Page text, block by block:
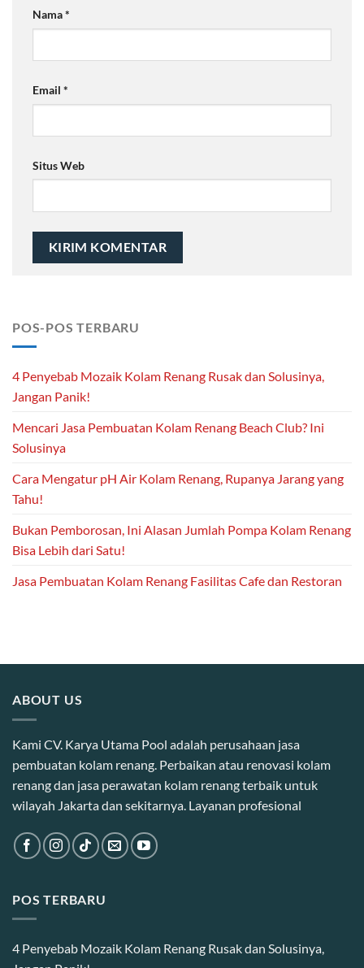
Nama*
Email *
Situs Web
POS-POS TERBARU
4 Penyebab Mozaik Kolam Renang Rusak dan Solusinya,
Jangan Panik!
Mencari Jasa Pembuatan Kolam Renang Beach Club? Ini
Solusinya
Cara Mengatur pH Air Kolam Renang, Rupanya Jarang yang
Tahu!
Bukan Pemborosan, Ini Alasan Jumlah Pompa Kolam Renang
Bisa Lebih dari Satu!
Jasa Pembuatan Kolam Renang Fasilitas Cafe dan Restoran
ABOUT US
Kami CV. Karya Utama Pool adalah perusahaan jasa
pembuatan kolam renang. Perbaikan atau renovasi kolam
renang dan jasa perawatan kolam renang terbaik untuk
wilayah Jakarta dan sekitarnya. Layanan profesional
POS TERBARU
4 Penyebab Mozaik Kolam Renang Rusak dan Solusinya,